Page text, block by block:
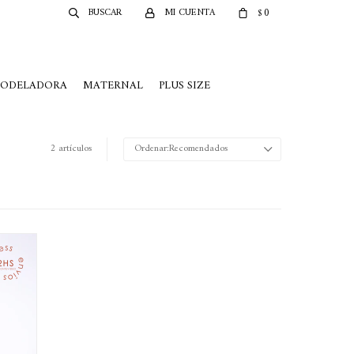
MATERNAL PLUS SIZE
$0
2 artículos Recomendados